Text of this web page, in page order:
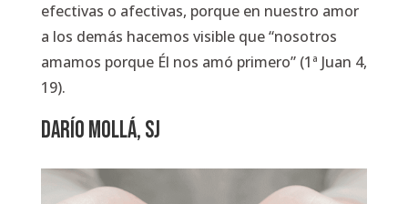
efectivas o afectivas, porque en nuestro amor
a los demás hacemos visible que“nosotros
amamos porque Él nos amó primero” (1ª Juan 4,
19).
Darío Mollá, SJ